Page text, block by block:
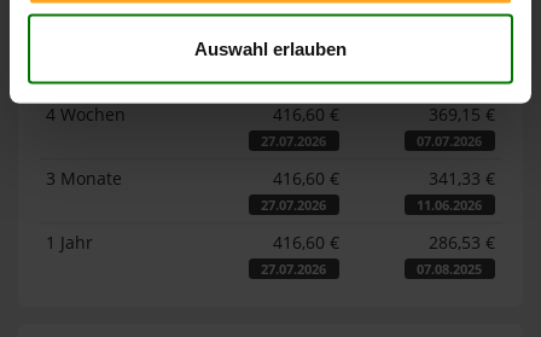
Auswahl erlauben
4 Wochen
416,60 €
27.07.2026
369,15 €
07.07.2026
3 Monate 416,60 €
27.07.2026
341,33 €
11.06.2026
1 Jahr 416,60 €
27.07.2026
286,53 €
07.08.2025